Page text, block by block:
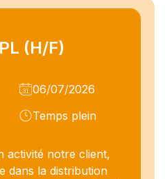
(H/F)
06/07/2026
Temps plein
activité notre client,
dans la distribution